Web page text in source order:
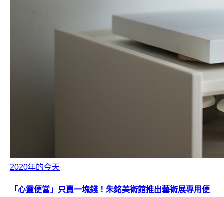
2020年的今天
「心靈便當」只賣一塊錢！朱銘美術館推出藝術展專用便